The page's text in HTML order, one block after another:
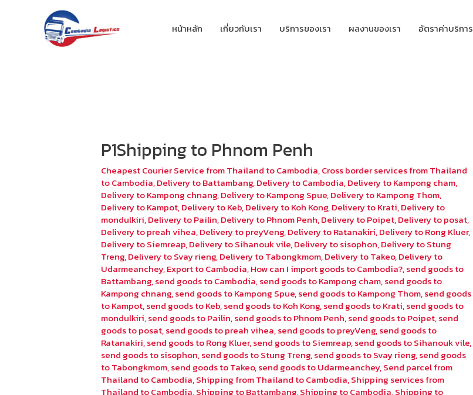
หน้าหลัก เกี่ยวกับเรา บริการของเรา ผลงานของเรา อัตราค่าบริการ
P1Shipping to Phnom Penh
Cheapest Courier Service from Thailand to Cambodia,Cross border services from Thailand
to Cambodia,Delivery to Battambang,Delivery to Cambodia,Delivery to Kampong cham,
Delivery to Kampong chnang,Delivery to Kampong Spue,Delivery to Kampong Thom,
Delivery to Kampot,Delivery to Keb,Delivery to Koh Kong,Delivery to Krati,Delivery to
mondulkiri,Delivery to Pailin,Delivery to Phnom Penh,Delivery to Poipet,Delivery to posat,
Delivery to preah vihea,Delivery to preyVeng,Delivery to Ratanakiri,Delivery to Rong Kluer,
Delivery to Siemreap,Delivery to Sihanouk vile,Delivery to sisophon,Delivery to Stung
Treng,Delivery to Svay rieng,Delivery to Tabongkmom,Delivery to Takeo,Delivery to
Udarmeanchey,Export to Cambodia,How can I import goods to Cambodia?,send goods to
Battambang,send goods to Cambodia,send goods to Kampong cham,send goods to
Kampong chnang,send goods to Kampong Spue,send goods to Kampong Thom,send goods
to Kampot,send goods to Keb,send goods to Koh Kong,send goods to Krati,send goods to
mondulkiri,send goods to Pailin,send goods to Phnom Penh,send goods to Poipet,send
goods to posat,send goods to preah vihea,send goods to preyVeng,send goods to
Ratanakiri,send goods to Rong Kluer,send goods to Siemreap,send goods to Sihanouk vile,
send goods to sisophon,send goods to Stung Treng,send goods to Svay rieng,send goods
to Tabongkmom,send goods to Takeo,send goods to Udarmeanchey,Send parcel from
Thailand to Cambodia,Shipping from Thailand to Cambodia,Shipping services from
Thailand to Cambodia,Shipping to Battambang,Shipping to Cambodia,Shipping to